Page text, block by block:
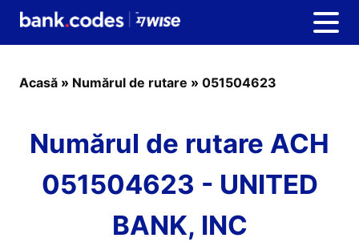
Acasă » Numărul de rutare » 051504623
Numărul de rutare ACH
051504623 - UNITED
BANK, INC